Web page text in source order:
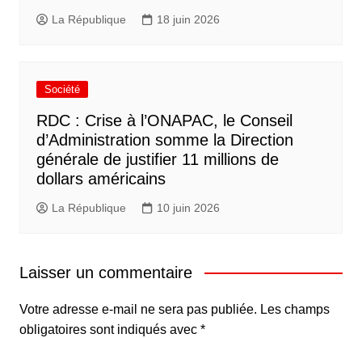
La République 18 juin 2026
Société
RDC : Crise à l’ONAPAC, le Conseil
d’Administration somme la Direction
générale de justifier 11 millions de
dollars américains
La République 10 juin 2026
Laisser un commentaire
Votre adresse e-mail ne sera pas publiée. Les champs
obligatoires sont indiqués avec *